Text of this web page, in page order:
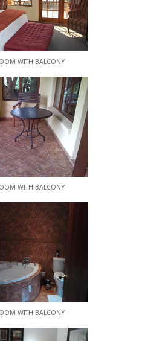
WITH BALCONY
WITH BALCONY
WITH BALCONY